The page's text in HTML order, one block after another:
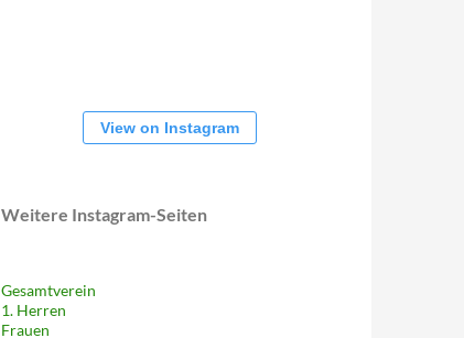
View on Instagram
Weitere Instagram-Seiten
Gesamtverein
1. Herren
Frauen